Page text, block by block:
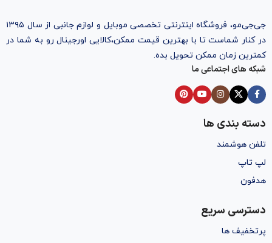
جی‌جی‌مو، فروشگاه اینترنتی تخصصی موبایل و لوازم جانبی از سال ۱۳۹۵
در کنار شماست تا با بهترین قیمت ممکن،‌کالایی اورجینال رو به شما در
کمترین زمان ممکن تحویل بده.
شبکه های اجتماعی ما
دسته بندی ها
تلفن هوشمند
لپ تاپ
هدفون
دسترسی سریع
پرتخفیف ها